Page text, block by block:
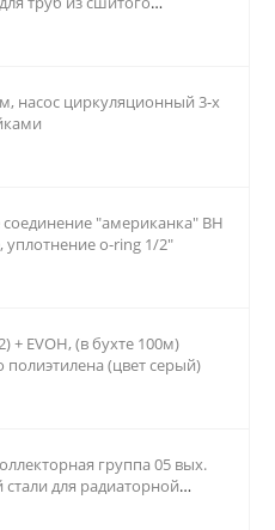
насос циркуляционный 3-х
"американка" ВН
уплотнение o-ring 1/2"
+ EVOH, (в бухте 100м)
полиэтилена (цвет серый)
группа 05 вых.
для радиаторной